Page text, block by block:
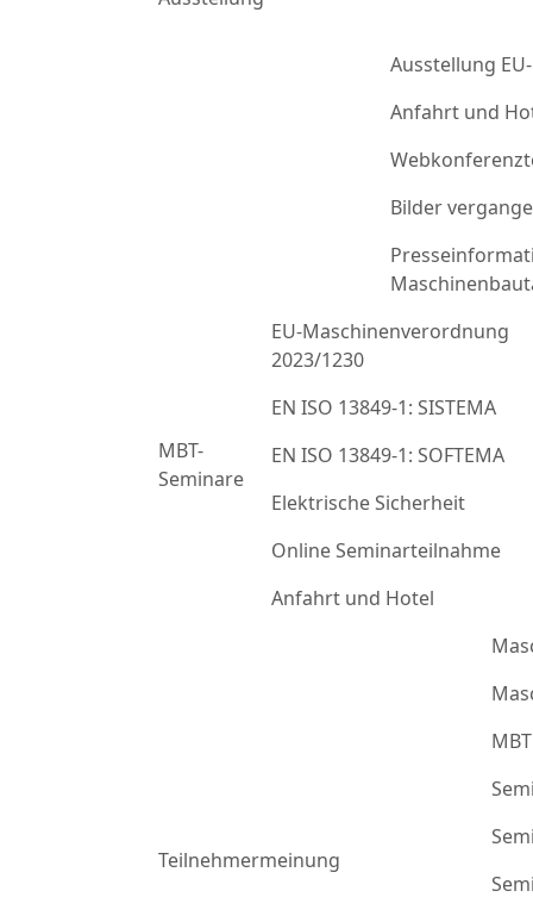
Ausstellung
Anfahrt und
Bilder
MBT-
Seminare
EU-Maschinenverordnung
2023/1230
EN ISO 13849-1: SISTEMA
EN ISO 13849-1: SOFTEMA
Elektrische Sicherheit
Online Seminarteilnahme
Anfahrt und Hotel
Teilnehmermeinung